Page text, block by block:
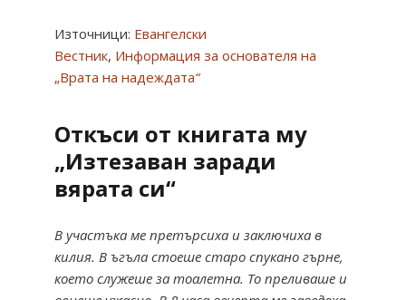
Източници: Евангелски
Вестник, Информация за основателя на
„Врата на надеждата“
Откъси от книгата му
„Изтезаван заради
вярата си“
В участъка ме претърсиха и заключиха в
килия. В ъгъла стоеше старо спукано гърне,
което служеше за тоалетна. То преливаше и